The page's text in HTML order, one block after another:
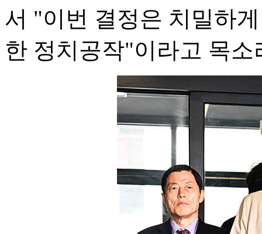
서 "이번 결정은 치밀하
한 정치공작"이라고 목소